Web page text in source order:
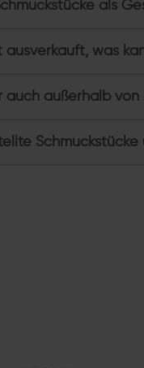
als
ausverkauft, was
auch außerhalb von